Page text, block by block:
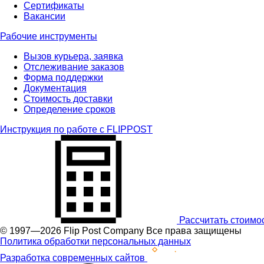
Сертификаты
Вакансии
Рабочие инструменты
Вызов курьера, заявка
Отслеживание заказов
Форма поддержки
Документация
Стоимость доставки
Определение сроков
Инструкция по работе с FLIPPOST
Рассчитать
© 1997—2026 Flip Post Company Все права защищены
Политика обработки персональных данных
Разработка современных сайтов